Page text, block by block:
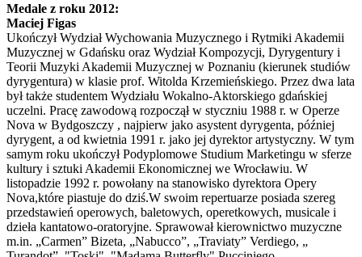
Medale z roku 2012:
Maciej Figas
Ukończył Wydział Wychowania Muzycznego i Rytmiki Akademii
Muzycznej w Gdańsku oraz Wydział Kompozycji, Dyrygentury i
Teorii Muzyki Akademii Muzycznej w Poznaniu (kierunek studiów
dyrygentura) w klasie prof. Witolda Krzemieńskiego. Przez dwa lata
był także studentem Wydziału Wokalno-Aktorskiego gdańskiej
uczelni. Pracę zawodową rozpoczął w styczniu 1988 r. w Operze
Nova w Bydgoszczy , najpierw jako asystent dyrygenta, później
dyrygent, a od kwietnia 1991 r. jako jej dyrektor artystyczny. W tym
samym roku ukończył Podyplomowe Studium Marketingu w sferze
kultury i sztuki Akademii Ekonomicznej we Wrocławiu. W
listopadzie 1992 r. powołany na stanowisko dyrektora Opery
Nova,które piastuje do dziś.W swoim repertuarze posiada szereg
przedstawień operowych, baletowych, operetkowych, musicale i
dzieła kantatowo-oratoryjne. Sprawował kierownictwo muzyczne
m.in. „Carmen” Bizeta, „Nabucco”, „Traviaty” Verdiego, „